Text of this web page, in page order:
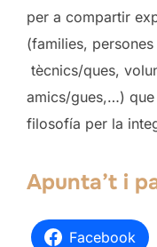
per a compartir
(families,
tècnics/ques,
amics/gues,…)
filosofía per la
Apunta’t i
Facebook